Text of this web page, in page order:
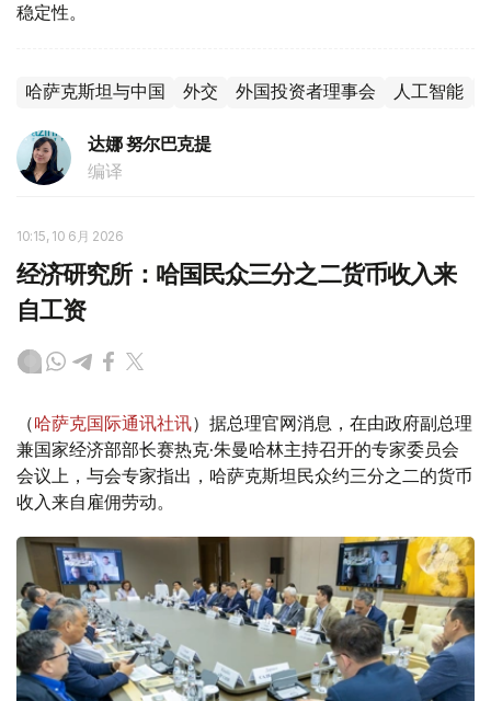
稳定性。
哈萨克斯坦与中国 外交 外国投资者理事会 人工智能
达娜 努尔巴克提
编译
10:15, 10 6月 2026
经济研究所：哈国民众三分之二货币收入来
自工资
（哈萨克国际通讯社讯）据总理官网消息，在由政府副总理
兼国家经济部部长赛热克·朱曼哈林主持召开的专家委员会
会议上，与会专家指出，哈萨克斯坦民众约三分之二的货币
收入来自雇佣劳动。